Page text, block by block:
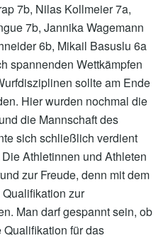
7b, Nilas Kollmeier 7a,
7b, Jannika Wagemann
6b, Mikail Basuslu 6a
spannenden Wettkämpfen
sollte am Ende
Hier wurden nochmal die
die Mannschaft des
sich schließlich verdient
Athletinnen und Athleten
zur Freude, denn mit dem
zur
Man darf gespannt sein, ob
für das